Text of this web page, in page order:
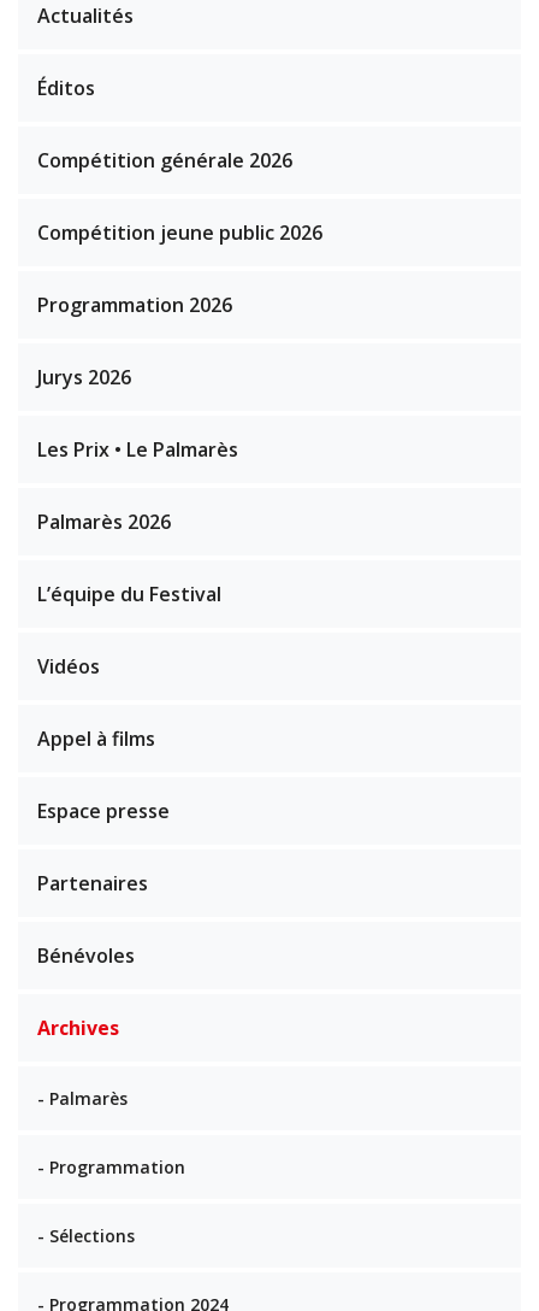
Actualités
Éditos
Compétition générale 2026
Compétition jeune public 2026
Programmation 2026
Jurys 2026
Les Prix • Le Palmarès
Palmarès 2026
L’équipe du Festival
Vidéos
Appel à films
Espace presse
Partenaires
Bénévoles
Archives
- Palmarès
- Programmation
- Sélections
- Programmation 2024